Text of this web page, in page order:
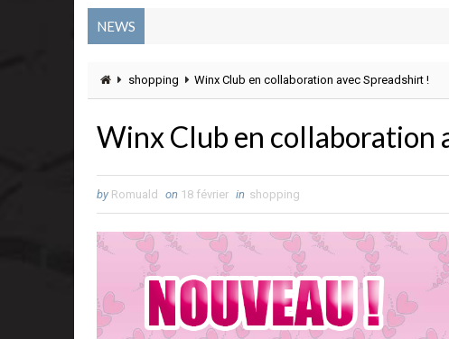
NEWS
shopping Winx Club en collaboration avec Spreadshirt !
Winx Club en collaboration
by Romuald on 18 février in shopping